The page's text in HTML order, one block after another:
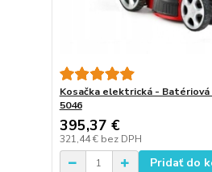
Kosačka elektrická - Batériová
5046
395,37 €
321,44 € bez DPH
Pridať do